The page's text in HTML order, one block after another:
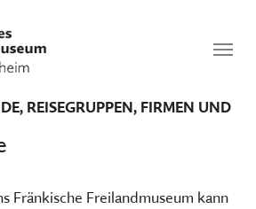
REISEGRUPPEN, FIRMEN UND
Fränkische Freilandmuseum kann